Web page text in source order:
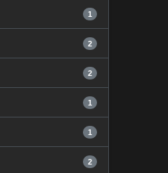
1
2
2
1
1
2